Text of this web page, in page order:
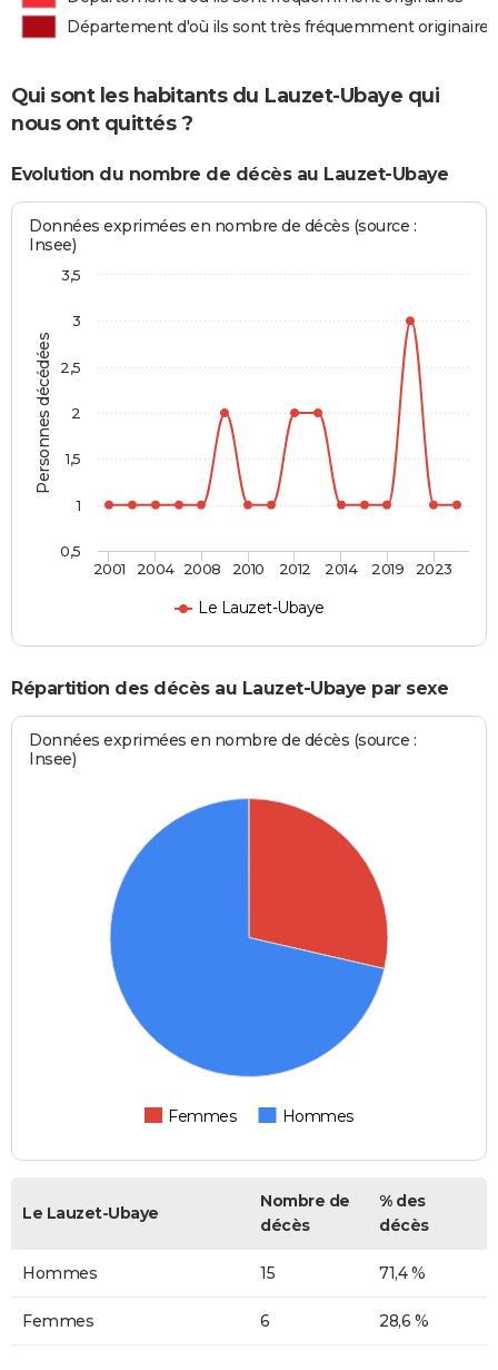
Département d'où ils sont très fréquemment originaires
Qui sont les habitants du Lauzet-Ubaye qui
nous ont quittés ?
Evolution du nombre de décès au Lauzet-Ubaye
Personnes décédées
Données exprimées en nombre de décès (source :
Insee)
Le Lauzet-Ubaye
2001 2004 2008 2010 2012 2014 2019 2023
0,5
1
1,5
2
2,5
3
3,5
Répartition des décès au Lauzet-Ubaye par sexe
Données exprimées en nombre de décès (source :
Insee)
Femmes Hommes
Le Lauzet-Ubaye
Nombre de
décès
% des
décès
Hommes 15 71,4 %
Femmes 6 28,6 %